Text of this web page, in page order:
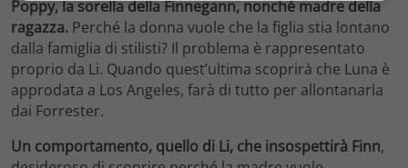
Poppy, la sorella della Finnegann, nonché madre della
ragazza. Perché la donna vuole che la figlia stia lontano
dalla famiglia di stilisti? Il problema è rappresentato
proprio da Li. Quando quest’ultima scoprirà che Luna è
approdata a Los Angeles, farà di tutto per allontanarla
dai Forrester.
Un comportamento, quello di Li, che insospettirà Finn,